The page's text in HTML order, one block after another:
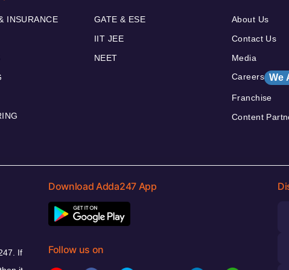
INSURANCE
GATE & ESE
IIT JEE
NEET
About Us
Contact Us
Media
Careers We
Franchise
Content
If
Download Adda247 App
Follow us on